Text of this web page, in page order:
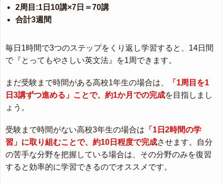
2周目:1日10講×7日＝70講
合計3週間
毎日1時間で3つのステップをくり返し学習すると、14日間
で『とってもやさしい英文法』を1周できます。
まだ受験まで時間がある高校1年生の場合は、
「1周目を1
日3講ずつ進める」ことで、約1か月での完成を目指しまし
ょう。
受験まで時間がない高校3年生の場合は 「1日2時間の学
習」に取り組むことで、約10日程度で完成させます。自分
の苦手な分野を把握している場合は、その分野のみを復習
すると効率的に学習できるのでオススメです。